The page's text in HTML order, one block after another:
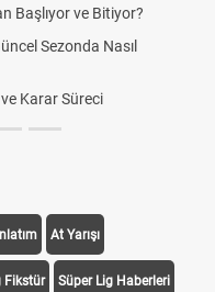
Başlıyor ve Bitiyor?
Sezonda Nasıl
ve Karar Süreci
At Yarışı
Fikstür Süper Lig Haberleri